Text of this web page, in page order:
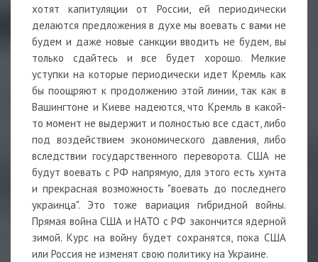
хотят капитуляции от России, ей периодически
делаются предложения в духе мы воевать с вами не
будем и даже новые санкции вводить не будем, вы
только сдайтесь и все будет хорошо. Мелкие
уступки на которые периодически идет Кремль как
бы поощряют к продолжению этой линии, так как в
Вашингтоне и Киеве надеются, что Кремль в какой-
то момент не выдержит и полностью все сдаст, либо
под воздействием экономического давления, либо
вследствии государственного переворота. США не
будут воевать с РФ напрямую, для этого есть хунта
и прекрасная возможность "воевать до последнего
украинца". Это тоже вариация гибридной войны.
Прямая война США и НАТО с РФ закончится ядерной
зимой. Курс на войну будет сохранятся, пока США
или Россия не изменят свою политику на Украине.